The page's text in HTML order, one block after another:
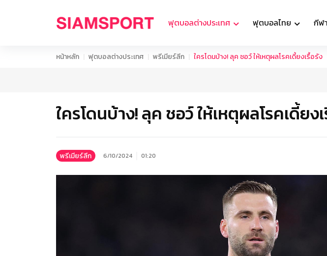
ฟุตบอลต่างประเทศ ฟุตบอลไทย กีฬ
หน้าหลัก ฟุตบอลต่างประเทศ พรีเมียร์ลีก ใครโดนบ้าง! ลุค ชอว์ ให้เหตุผลโรคเดี้ยงเรื้อรัง
ใครโดนบ้าง! ลุค ชอว์ ให้เหตุผลโรคเดี้ยง
พรีเมียร์ลีก 6/10/2024 01:20